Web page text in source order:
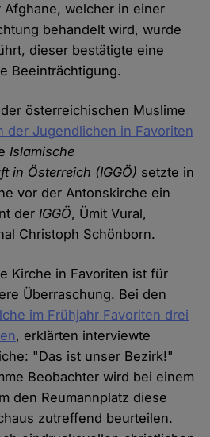
Afghane, welcher in einer
behandelt wird, wurde
dieser bestätigte eine
Beeinträchtigung.
österreichischen Muslime
der Jugendlichen in Favoriten
Islamische
in Österreich (IGGÖ) setzte in
vor der Antonskirche ein
derIGGÖ, Ümit Vural,
Christoph Schönborn.
Kirche in Favoriten ist für
Überraschung. Bei den
im Frühjahr Favoriten drei
, erklärten interviewte
"Das ist unser Bezirk!"
Beobachter wird bei einem
den Reumannplatz diese
zutreffend beurteilen.